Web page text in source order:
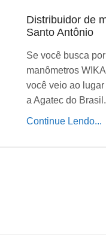
Distribuidor de
Santo Antônio
Se você busca
manômetros
você veio ao
a Agatec do
Continue Lendo...